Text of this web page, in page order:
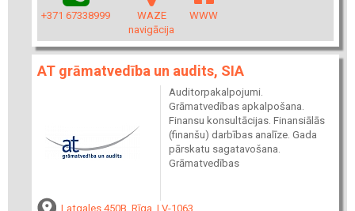
+371 67338999
WAZE
navigācija
WWW
AT grāmatvedība un audits, SIA
Auditorpakalpojumi.
Grāmatvedības apkalpošana.
Finansu konsultācijas. Finansiālās
(finanšu) darbības analīze. Gada
pārskatu sagatavošana.
Grāmatvedības
Latgales 450B, Rīga, LV-1063